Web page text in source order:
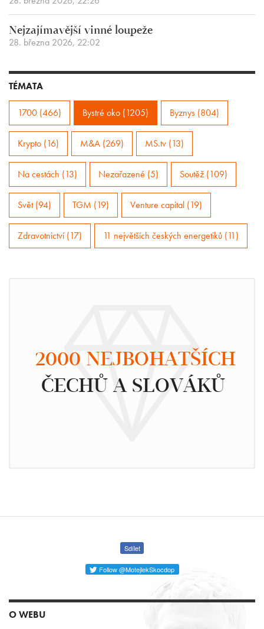
Nejzajímavější vinné loupeže
28. března 2026, 22:02
TÉMATA
1700 (466) Bystré oko (1205) Byznys (804)
Krypto (16) M&A (269) MS.tv (13)
Na cestách (13) Nezařazené (5) Soutěž (109)
Svět (94) TGM (19) Venture capital (19)
Zdravotnictví (17) 11 největších českých energetiků (11)
2000 NEJBOHATŠÍCH
ČECHŮ A SLOVÁKŮ
Sdílet
Follow @MotejlekSkocdop
O WEBU